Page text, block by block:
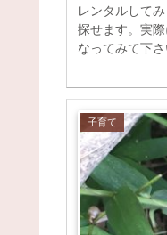
レンタルして
探せます。実
なってみて下さ
子育て